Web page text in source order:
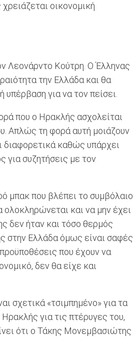
οικονομική
Λεονάρντο Κούτρη. Ο Έλληνας
την Ελλάδα και θα
υπέρβαση για να τον πείσει.
που ο Ηρακλής ασχολείται
Απλώς τη φορά αυτή μοιάζουν
διαφορετικά καθώς υπάρχει
για συζητήσεις με τον
μπακ που βλέπει το συμβόλαιο
και να μην έχει
δεν ήταν και τόσο θερμός
στην Ελλάδα όμως είναι σαφές
που έχουν να
δεν θα είχε και
σχετικά «τσιμπημένο» για τα
για τις πτέρυγες του,
ότι ο Τάκης Μονεμβασιώτης